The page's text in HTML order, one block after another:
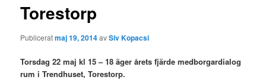
Torestorp
Publiceratmaj 19, 2014avSiv Kopacsi
Torsdag 22 maj kl 15 – 18 äger årets fjärde medborgardialog
rum i Trendhuset, Torestorp.